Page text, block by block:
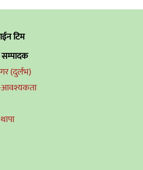
टिम
सम्पादक
(दुर्लभ)